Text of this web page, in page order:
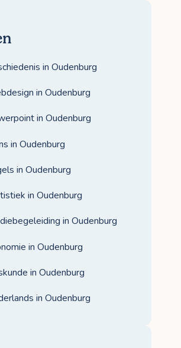
in Oudenburg
in Oudenburg
in Oudenburg
in Oudenburg
in Oudenburg
in Oudenburg
in Oudenburg
in Oudenburg
in Oudenburg
in Oudenburg